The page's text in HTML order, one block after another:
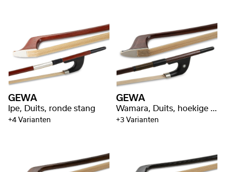
GEWA
Ipe, Duits, ronde stang
+4 Varianten
GEWA
Wamara, Duits, hoekige stang
+3 Varianten